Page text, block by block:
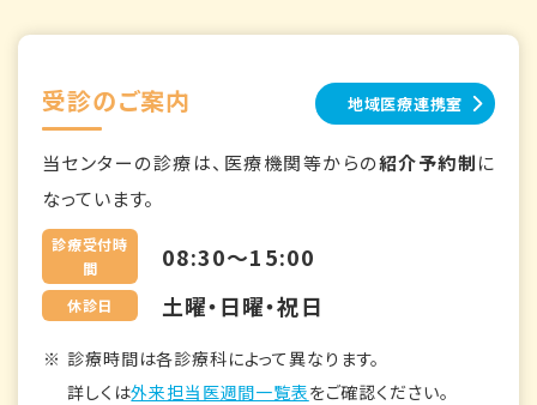
受診のご案内 地域医療連携室
当センターの診療は、医療機関等からの紹介予約制に
なっています。
診療受付時
間
08:30～15:00
休診日 土曜・日曜・祝日
診療時間は各診療科によって異なります。
詳しくは外来担当医週間一覧表をご確認ください。